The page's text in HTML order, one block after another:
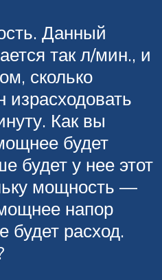
Данный
так л/мин., и
сколько
израсходовать
Как вы
будет
будет у нее этот
мощность —
напор
расход.